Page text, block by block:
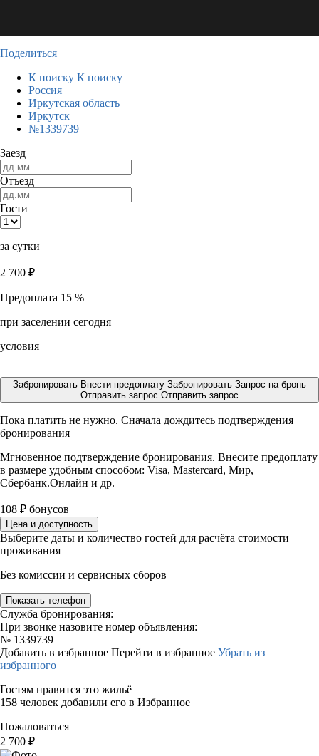
Поделиться
К поиску К поиску
Россия
Иркутская область
Иркутск
№1339739
Заезд
Отъезд
Гости
за сутки
2 700 ₽
Предоплата 15 %
при заселении сегодня
условия
Забронировать Внести предоплату Забронировать Запрос на бронь
Отправить запрос Отправить запрос
Пока платить не нужно. Сначала дождитесь подтверждения
бронирования
Мгновенное подтверждение бронирования. Внесите предоплату
в размере удобным способом: Visa, Mastercard, Мир,
Сбербанк.Онлайн и др.
108 ₽ бонусов
Цена и доступность
Выберите даты и количество гостей для расчёта стоимости
проживания
Без комиссии и сервисных сборов
Показать телефон
Служба бронирования:
При звонке назовите номер объявления:
№ 1339739
Добавить в избранное Перейти в избранное Убрать из
избранного
Гостям нравится это жильё
158 человек добавили его в Избранное
Пожаловаться
2 700 ₽